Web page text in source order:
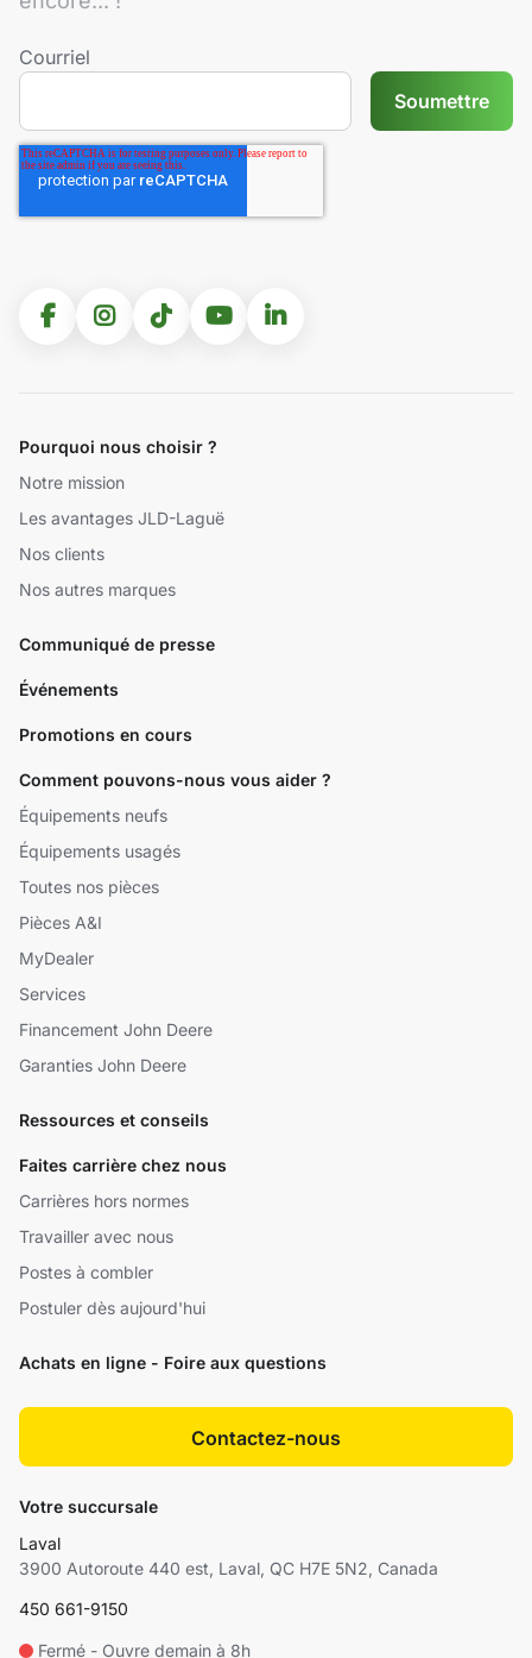
Courriel
Pourquoi nous choisir ?
Notre mission
Les avantages JLD-Laguë
Nos clients
Nos autres marques
Communiqué de presse
Événements
Promotions en cours
Comment pouvons-nous vous aider ?
Équipements neufs
Équipements usagés
Toutes nos pièces
Pièces A&I
MyDealer
Services
Financement John Deere
Garanties John Deere
Ressources et conseils
Faites carrière chez nous
Carrières hors normes
Travailler avec nous
Postes à combler
Postuler dès aujourd'hui
Achats en ligne - Foire aux questions
Contactez-nous
Votre succursale
Laval
3900 Autoroute 440 est, Laval, QC H7E 5N2, Canada
450 661-9150
Fermé - Ouvre demain à 8h